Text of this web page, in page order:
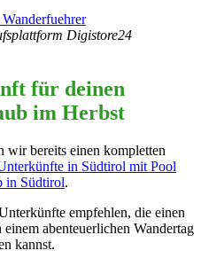
Digistore24
für deinen
im Herbst
wir bereits einen kompletten
in Südtirol mit Pool
in Südtirol.
empfehlen, die einen
abenteuerlichen Wandertag
kannst.